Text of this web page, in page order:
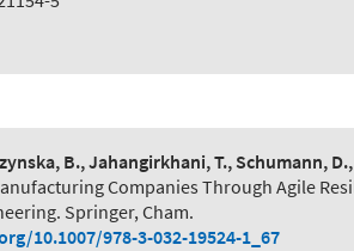
B., Jahangirkhani, T., Schumann,
Companies Through Agile
Springer, Cham.
10.1007/978-3-032-19524-1_67